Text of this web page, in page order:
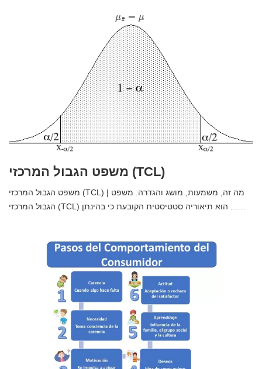
משפט הגבול המרכזי (TCL)
משפט הגבול המרכזי (TCL) | מה זה, משמעות, מושג והגדרה. משפט